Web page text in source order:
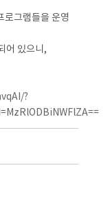
로그램들을 운영
어 있으니,
?